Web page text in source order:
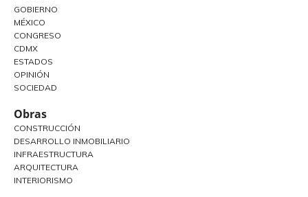
GOBIERNO
MÉXICO
CONGRESO
CDMX
ESTADOS
OPINIÓN
SOCIEDAD
Obras
CONSTRUCCIÓN
DESARROLLO INMOBILIARIO
INFRAESTRUCTURA
ARQUITECTURA
INTERIORISMO